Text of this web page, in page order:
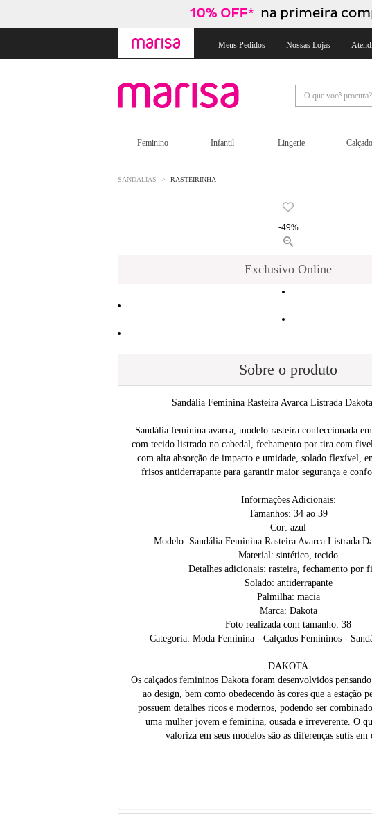
Meus Pedidos Nossas Lojas
Feminino Infantil Lingerie
SANDÁLIAS RASTEIRINHA
-49%
Exclusivo Online
Sobre o produto
Sandália Feminina Rasteira Avarca Listrada
Sandália feminina avarca, modelo rasteira confeccionada
com tecido listrado no cabedal, fechamento por tira com
com alta absorção de impacto e umidade, solado flexível,
frisos antiderrapante para garantir maior segurança e
Informações Adicionais:
Tamanhos: 34 ao 39
Cor: azul
Modelo: Sandália Feminina Rasteira Avarca Listrada
Material: sintético, tecido
Detalhes adicionais: rasteira, fechamento por
Solado: antiderrapante
Palmilha: macia
Marca: Dakota
Foto realizada com tamanho: 38
Categoria: Moda Feminina - Calçados Femininos -
DAKOTA
Os calçados femininos Dakota foram desenvolvidos
ao design, bem como obedecendo às cores que a estação
possuem detalhes ricos e modernos, podendo ser
uma mulher jovem e feminina, ousada e irreverente. O
valoriza em seus modelos são as diferenças sutis em